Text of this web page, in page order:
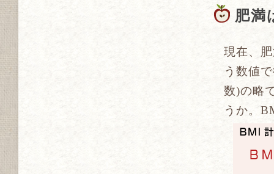
肥満
現在、
う数値
数)の略
うか。